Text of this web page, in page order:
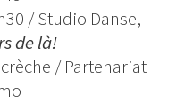
/ Studio Danse,
de là!
/ Partenariat